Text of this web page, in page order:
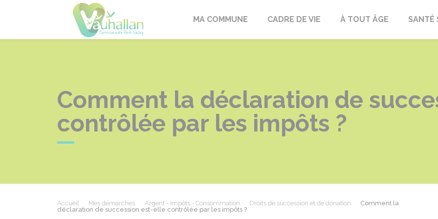
VauhallanMA COMMUNE CADRE DE VIE À TOUT ÂGE SANTÉ
Comment la déclaration de
contrôlée par les impôts ?
Accueil Mes démarches Argent - Impôts - Consommation Droits de succession et de donation
Comment la
déclaration de succession est-elle contrôlée par les impôts ?